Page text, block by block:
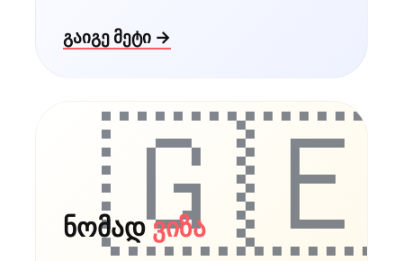
გაიგე მეტი →
ნომადვიზა
🇬🇪